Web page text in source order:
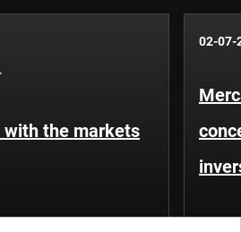
with the markets
02-07-